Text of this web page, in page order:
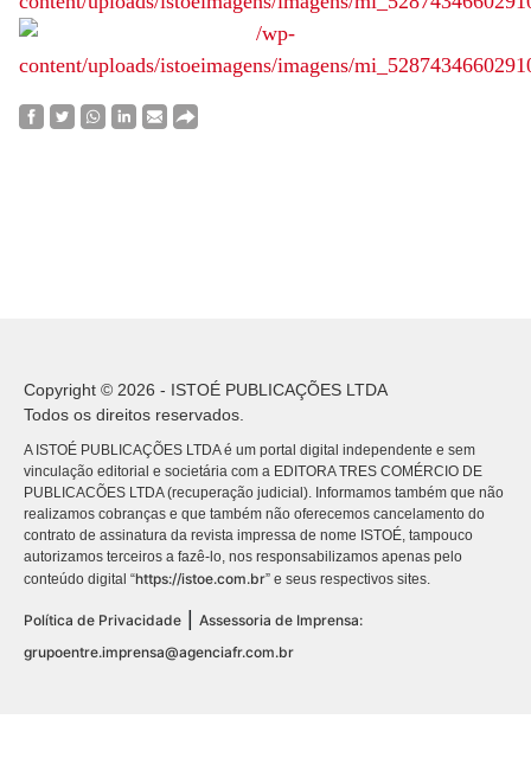
Copyright © 2026 - ISTOÉ PUBLICAÇÕES LTDA
Todos os direitos reservados.
A ISTOÉ PUBLICAÇÕES LTDA é um portal digital independente e sem
vinculação editorial e societária com a EDITORA TRES COMÉRCIO DE
PUBLICACÕES LTDA (recuperação judicial). Informamos também que não
realizamos cobranças e que também não oferecemos cancelamento do
contrato de assinatura da revista impressa de nome ISTOÉ, tampouco
autorizamos terceiros a fazê-lo, nos responsabilizamos apenas pelo
conteúdo digital “https://istoe.com.br” e seus respectivos sites.
Política de Privacidade | Assessoria de Imprensa:
grupoentre.imprensa@agenciafr.com.br